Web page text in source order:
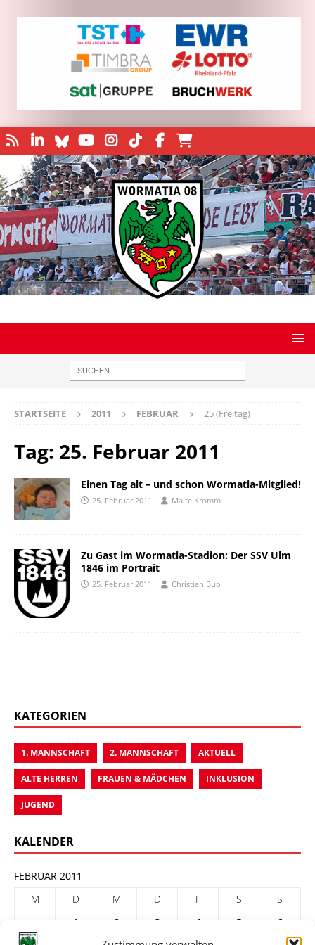
STARTSEITE 2011 FEBRUAR 25 (Freitag)
Tag: 25. Februar 2011
Einen Tag alt – und schon Wormatia-Mitglied!
25. Februar 2011 Malte Kromm
Zu Gast im Wormatia-Stadion: Der SSV Ulm
1846 im Portrait
25. Februar 2011 Christian Bub
KATEGORIEN
1. MANNSCHAFT 2. MANNSCHAFT AKTUELL
ALTE HERREN FRAUEN & MÄDCHEN INKLUSION
JUGEND
KALENDER
FEBRUAR 2011
M
D M D F S
S
1
2 3 4 5
6